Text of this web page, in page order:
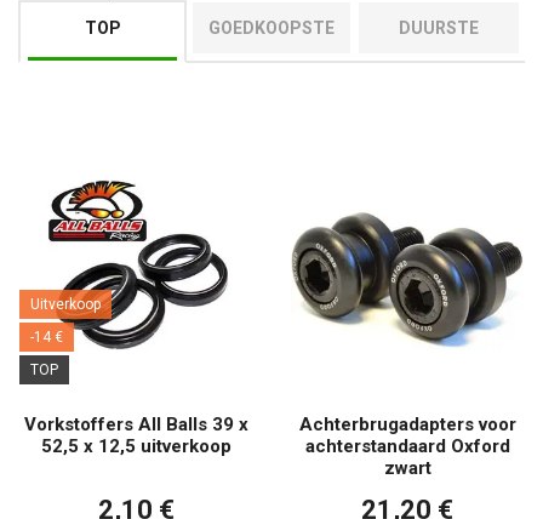
TOP
GOEDKOOPSTE DUURSTE
Uitverkoop
-14 €
TOP
Vorkstoffers All Balls 39 x
52,5 x 12,5 uitverkoop
2,10 €
Achterbrugadapters voor
achterstandaard Oxford
zwart
21,20 €